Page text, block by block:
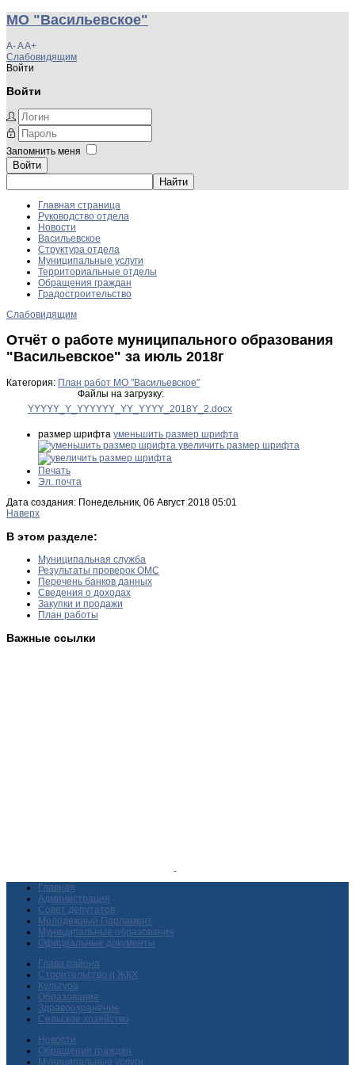
МО "Васильевское"
A-AA+
Слабовидящим
Войти
Войти
Запомнить меня
Войти
Главная страница
Руководство отдела
Новости
Васильевское
Структура отдела
Муниципальные услуги
Территориальные отделы
Обращения граждан
Градостроительство
Слабовидящим
Отчёт о работе муниципального образования
"Васильевское" за июль 2018г
Категория: План работ МО "Васильевское"
Файлы на загрузку:
YYYYY_Y_YYYYYY_YY_YYYY_2018Y_2.docx
размер шрифта уменьшить размер шрифта
увеличить размер шрифта
Печать
Эл. почта
Дата создания: Понедельник, 06 Август 2018 05:01
Наверх
В этом разделе:
Муниципальная служба
Результаты проверок ОМС
Перечень банков данных
Сведения о доходах
Закупки и продажи
План работы
Важные ссылки
Главная
Администрация
Совет депутатов
Молодежный Парламент
Муниципальные образования
Официальные документы
Глава района
Строительство и ЖКХ
Культура
Образование
Здравоохранение
Сельское хозяйство
Новости
Обращения граждан
Муниципальные услуги